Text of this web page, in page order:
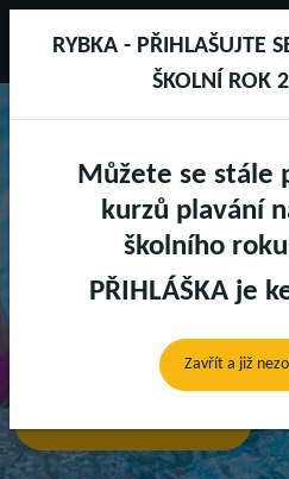
SPORTAREÁL DRUŽSTEVNÍ
BAZÉNY
RYBKA - PŘIHLAŠUJTE
ŠKOLNÍ ROK
Můžete se stále
kurzů plavání
školního
PŘIHLÁŠKA je
Zavřít a již